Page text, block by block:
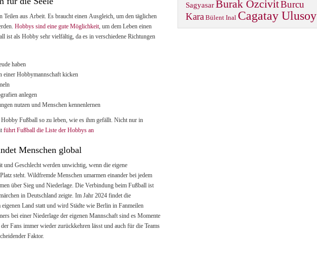
Teilen aus Arbeit. Es braucht einen Ausgleich, um den täglichen
Hobbys sind eine gute Möglichkeit, um dem Leben einen
ist als Hobby sehr vielfältig, da es in verschiedene Richtungen
haben
einer Hobbymannschaft kicken
anlegen
nutzen und Menschen kennenlernen
Fußball so zu leben, wie es ihm gefällt. Nicht nur in
führt Fußball die Liste der Hobbys an
Menschen global
und Geschlecht werden unwichtig, wenn die eigene
steht. Wildfremde Menschen umarmen einander bei jedem
über Sieg und Niederlage. Die Verbindung beim Fußball ist
in Deutschland zeigte. Im Jahr 2024 findet die
eigenen Land statt und wird Städte wie Berlin in Fanmeilen
bei einer Niederlage der eigenen Mannschaft sind es Momente
Fans immer wieder zurückkehren lässt und auch für die Teams
Faktor.
Sagyasar Burak ÖzcivitBurcu
Kara Bülent Inal Cagatay Ulusoy